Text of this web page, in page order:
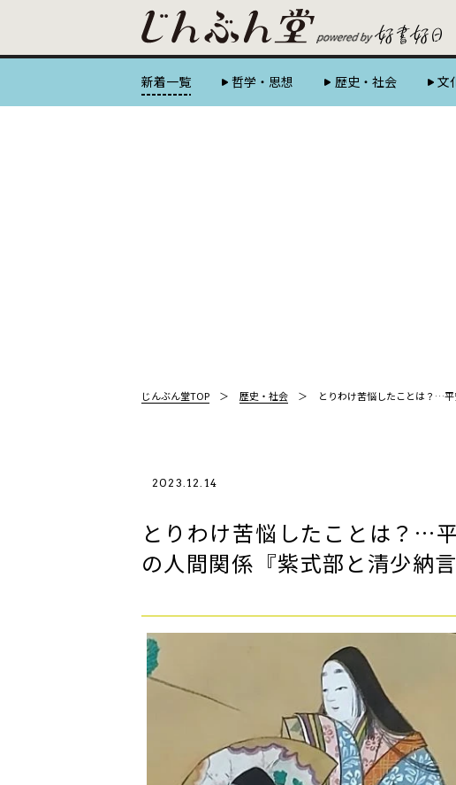
新着一覧 哲学・思想 歴史・社会 文
じんぶん堂TOP 歴史・社会 とりわけ苦悩したことは？…平
2023.12.14
とりわけ苦悩したことは？…
の人間関係――『紫式部と清少納